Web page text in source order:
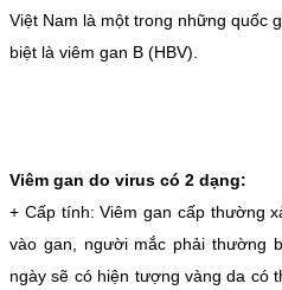
Việt Nam là một trong những quốc
biệt là viêm gan B (HBV).
Viêm gan do virus có 2 dạng:
+ Cấp tính: Viêm gan cấp thường
vào gan, người mắc phải thường
ngày sẽ có hiện tượng vàng da có